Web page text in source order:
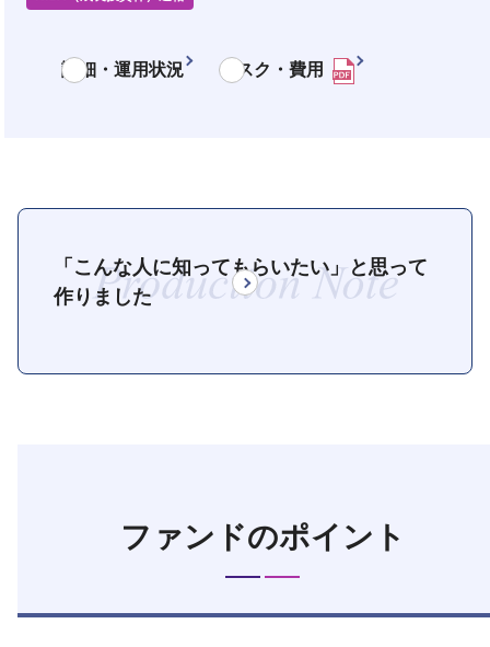
詳細・運用状況 リスク・費用
「こんな人に知ってもらいたい」と思って
作りました
ファンドのポイント